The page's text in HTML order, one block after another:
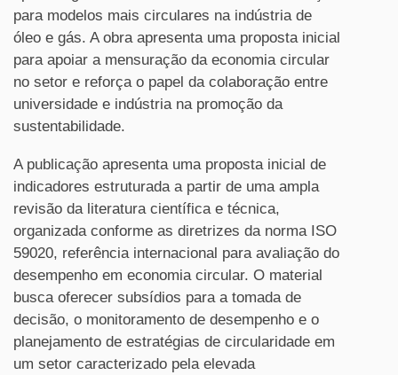
para modelos mais circulares na indústria de
óleo e gás. A obra apresenta uma proposta inicial
para apoiar a mensuração da economia circular
no setor e reforça o papel da colaboração entre
universidade e indústria na promoção da
sustentabilidade.
A publicação apresenta uma proposta inicial de
indicadores estruturada a partir de uma ampla
revisão da literatura científica e técnica,
organizada conforme as diretrizes da norma ISO
59020, referência internacional para avaliação do
desempenho em economia circular. O material
busca oferecer subsídios para a tomada de
decisão, o monitoramento de desempenho e o
planejamento de estratégias de circularidade em
um setor caracterizado pela elevada